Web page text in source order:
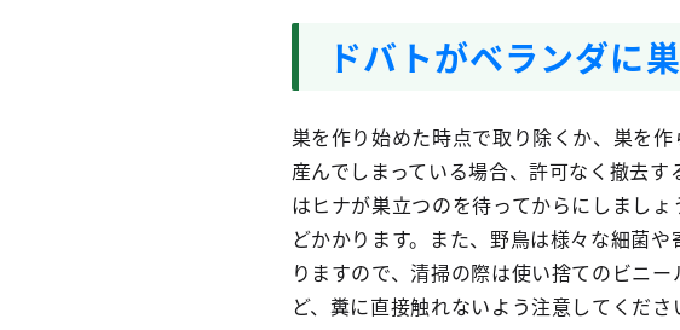
ドバトがベランダに
巣を作り始めた時点で取り除くか、巣を
産んでしまっている場合、許可なく撤去
はヒナが巣立つのを待ってからにしまし
どかかります。また、野鳥は様々な細菌
りますので、清掃の際は使い捨てのビニ
ど、糞に直接触れないよう注意してくださ